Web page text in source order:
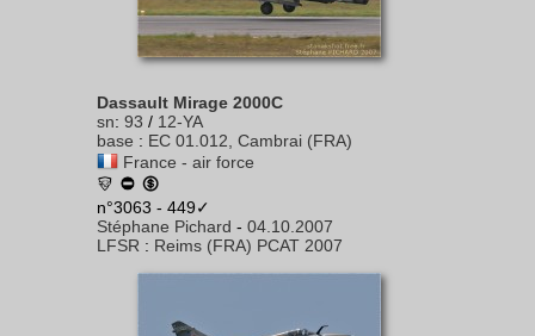
Dassault Mirage 2000C
sn: 93 / 12-YA
base : EC 01.012, Cambrai (FRA)
France - air force
n°3063 - 449✓
Stéphane Pichard - 04.10.2007
LFSR : Reims (FRA) PCAT 2007